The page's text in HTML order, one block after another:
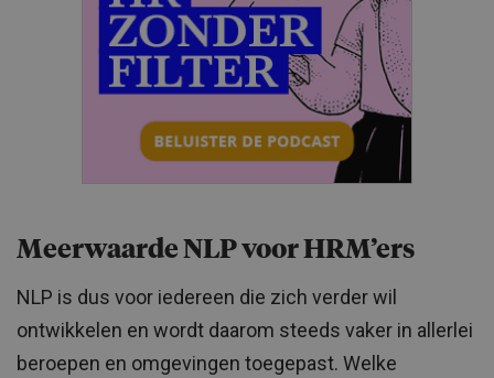
Meerwaarde NLP voor HRM’ers
NLP is dus voor iedereen die zich verder wil
ontwikkelen en wordt daarom steeds vaker in allerlei
beroepen en omgevingen toegepast. Welke